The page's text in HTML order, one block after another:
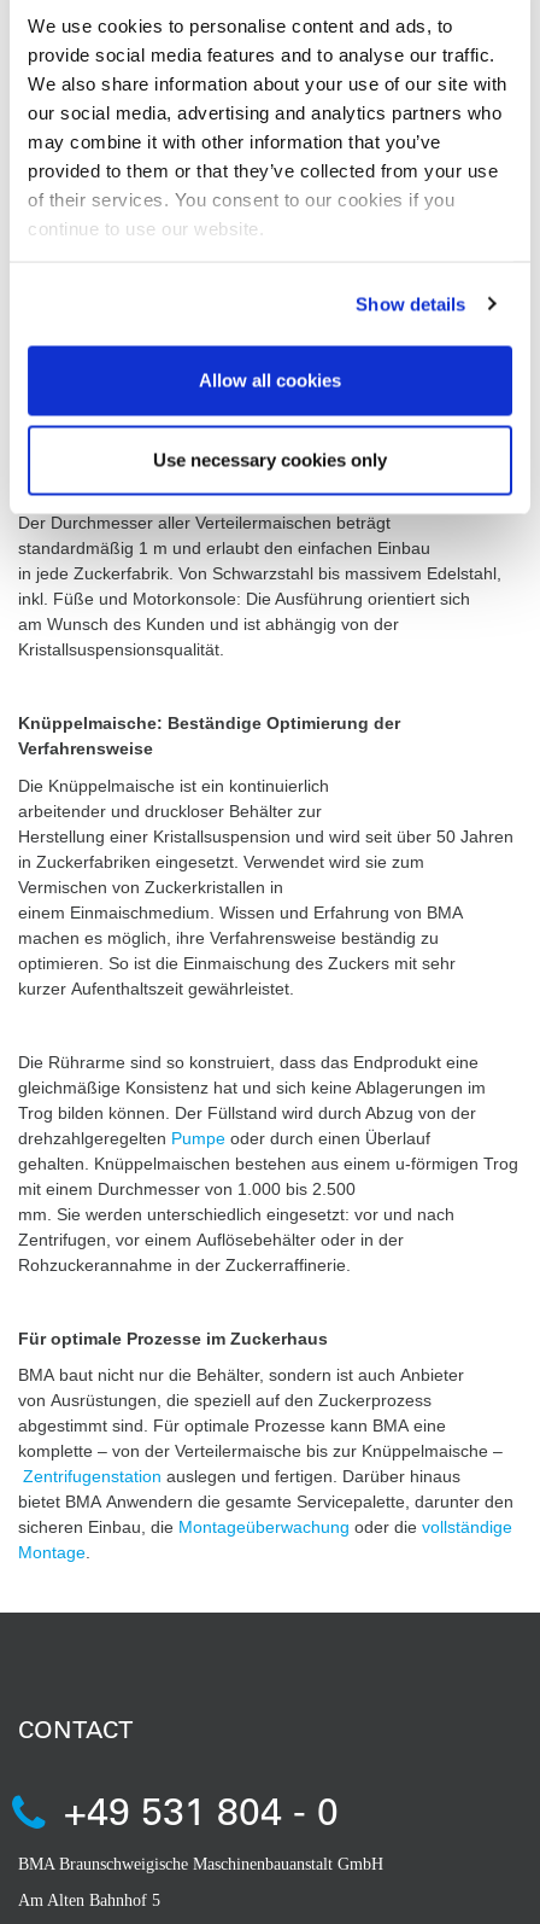
We use cookies to personalise content and ads, to
provide social media features and to analyse our traffic.
We also share information about your use of our site with
our social media, advertising and analytics partners who
may combine it with other information that you’ve
provided to them or that they’ve collected from your use
of their services. You consent to our cookies if you
continue to use our website.
Show details
Allow all cookies
Use necessary cookies only
Weiterverarbeitung in einem Lösungsmedium (Kondensat,
Wasser, Ablauf aus Zentrifugen) aufzulösen. Im Innern sorgt das
Rührwerk dafür, die Fließfähigkeit des
Produkts aufrechtzuerhalten. Auflösebehälter bestehen aus
einem u-förmigen Trog mit einem Durchmesser von 1.000 bis
2.500 mm. BMA legt sie und die Zahl ihrer Kammern anhand
der Prozessparameter aus.
der Zentrifugen, sprich: für die schnelle und gleichmäßige
Produktzuführung. Ihr Rührwerk gewährleistet
Ausfüllmaischen dafür, dass die Kristalle in Bewegung bleiben und
sich keine Inkrustationen oder Klumpen bilden.
Der Durchmesser aller Verteilermaischen beträgt
standardmäßig 1 m und erlaubt den einfachen Einbau
in jede Zuckerfabrik. Von Schwarzstahl bis massivem Edelstahl,
inkl. Füße und Motorkonsole: Die Ausführung orientiert sich
am Wunsch des Kunden und ist abhängig von der
Kristallsuspensionsqualität.
Knüppelmaische: Beständige Optimierung der
Verfahrensweise
Die Knüppelmaische ist ein kontinuierlich
arbeitender und druckloser Behälter zur
Herstellung einer Kristallsuspension und wird seit über 50 Jahren
in Zuckerfabriken eingesetzt. Verwendet wird sie zum
Vermischen von Zuckerkristallen in
einem Einmaischmedium. Wissen und Erfahrung von BMA
machen es möglich, ihre Verfahrensweise beständig zu
optimieren. So ist die Einmaischung des Zuckers mit sehr
kurzer Aufenthaltszeit gewährleistet.
Die Rührarme sind so konstruiert, dass das Endprodukt eine
gleichmäßige Konsistenz hat und sich keine Ablagerungen im
Trog bilden können. Der Füllstand wird durch Abzug von der
drehzahlgeregelten Pumpe oder durch einen Überlauf
gehalten. Knüppelmaischen bestehen aus einem u-förmigen Trog
mit einem Durchmesser von 1.000 bis 2.500
mm. Sie werden unterschiedlich eingesetzt: vor und nach
Zentrifugen, vor einem Auflösebehälter oder in der
Rohzuckerannahme in der Zuckerraffinerie.
Für optimale Prozesse im Zuckerhaus
BMA baut nicht nur die Behälter, sondern ist auch Anbieter
von Ausrüstungen, die speziell auf den Zuckerprozess
abgestimmt sind. Für optimale Prozesse kann BMA eine
komplette – von der Verteilermaische bis zur Knüppelmaische –
Zentrifugenstation auslegen und fertigen. Darüber hinaus
bietet BMA Anwendern die gesamte Servicepalette, darunter den
sicheren Einbau, die Montageüberwachung oder die vollständige
Montage.
CONTACT
+49 531 804 - 0
BMA Braunschweigische Maschinenbauanstalt GmbH
Am Alten Bahnhof 5